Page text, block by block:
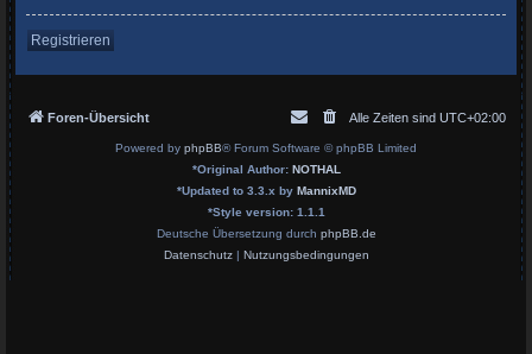
Registrieren
Foren-Übersicht Alle Zeiten sind UTC+02:00
Powered by phpBB® Forum Software © phpBB Limited
*Original Author: NOTHAL
*Updated to 3.3.x by MannixMD
*Style version: 1.1.1
Deutsche Übersetzung durch phpBB.de
Datenschutz| Nutzungsbedingungen